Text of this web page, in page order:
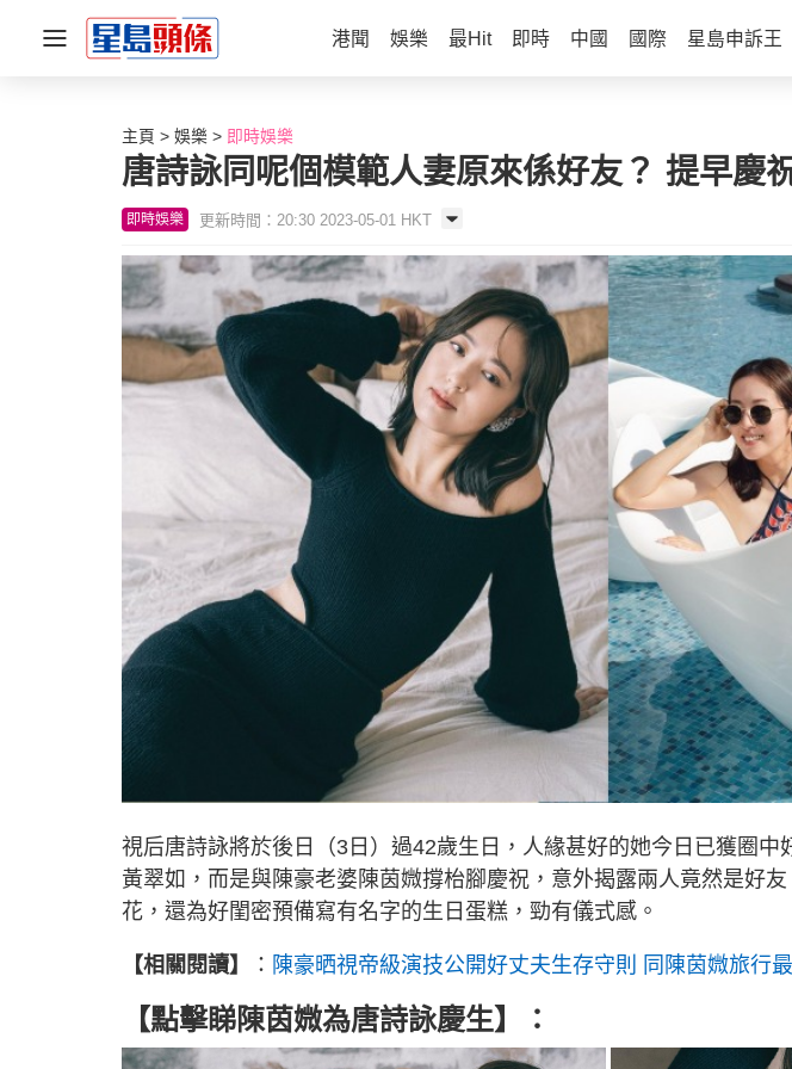
港聞 娛樂 最Hit 即時 中國 國際 星島申訴王
主頁 娛樂 即時娛樂
唐詩詠同呢個模範人妻原來係好友？ 提早慶
即時娛樂 更新時間：20:30 2023-05-01 HKT
視后唐詩詠將於後日（3日）過42歲生日，人緣甚好的她今日已獲圈中
黃翠如，而是與陳豪老婆陳茵媺撐枱腳慶祝，意外揭露兩人竟然是好
花，還為好閨密預備寫有名字的生日蛋糕，勁有儀式感。
【相關閱讀】 ： 陳豪晒視帝級演技公開好丈夫生存守則 同陳茵媺旅行
【點擊睇陳茵媺為唐詩詠慶生】 ：